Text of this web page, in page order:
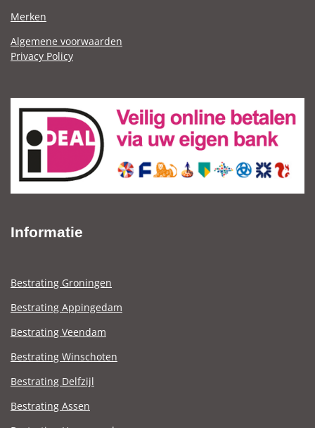
Merken
Algemene voorwaarden
Privacy Policy
Informatie
Bestrating Groningen
Bestrating Appingedam
Bestrating Veendam
Bestrating Winschoten
Bestrating Delfzijl
Bestrating Assen